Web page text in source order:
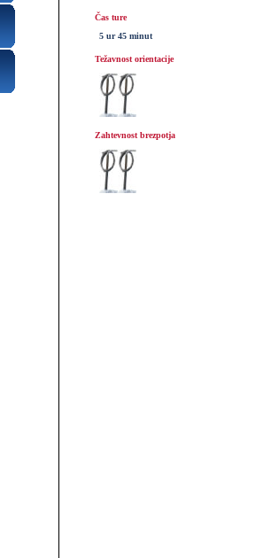
Čas ture
5 ur 45 minut
Težavnost orientacije
Zahtevnost brezpotja